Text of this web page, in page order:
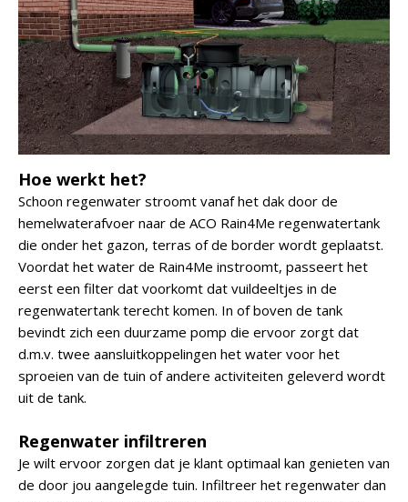
Hoe werkt het?
Schoon regenwater stroomt vanaf het dak door de
hemelwaterafvoer naar de ACO Rain4Me regenwatertank
die onder het gazon, terras of de border wordt geplaatst.
Voordat het water de Rain4Me instroomt, passeert het
eerst een filter dat voorkomt dat vuildeeltjes in de
regenwatertank terecht komen. In of boven de tank
bevindt zich een duurzame pomp die ervoor zorgt dat
d.m.v. twee aansluitkoppelingen het water voor het
sproeien van de tuin of andere activiteiten geleverd wordt
uit de tank.
Regenwater infiltreren
Je wilt ervoor zorgen dat je klant optimaal kan genieten van
de door jou aangelegde tuin. Infiltreer het regenwater dan